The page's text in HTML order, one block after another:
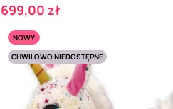
Cena
699,00 zł
NOWY
CHWILOWO NIEDOSTĘPNE